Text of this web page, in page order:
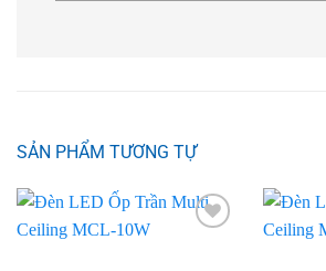
SẢN PHẨM TƯƠNG TỰ